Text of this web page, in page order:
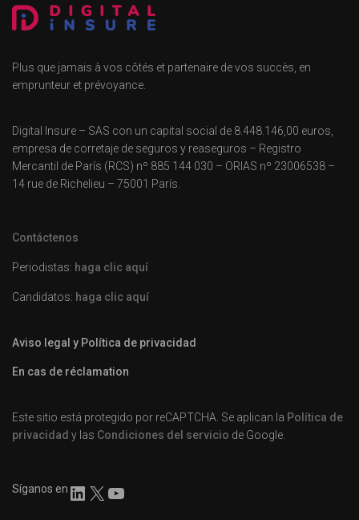
Plus que jamais à vos côtés et partenaire de vos succès, en
emprunteur et prévoyance.
Digital Insure – SAS con un capital social de 8.448.146,00 euros,
empresa de corretaje de seguros y reaseguros – Registro
Mercantil de París (RCS) nº 885 144 030 – ORIAS nº 23006538 –
14 rue de Richelieu – 75001 París.
Contáctenos
Periodistas: haga clic aquí
Candidatos: haga clic aquí
Aviso legal y Política de privacidad
En cas de réclamation
Este sitio está protegido por reCAPTCHA. Se aplican la Política de
privacidad y las Condiciones del servicio de Google.
Síganos en